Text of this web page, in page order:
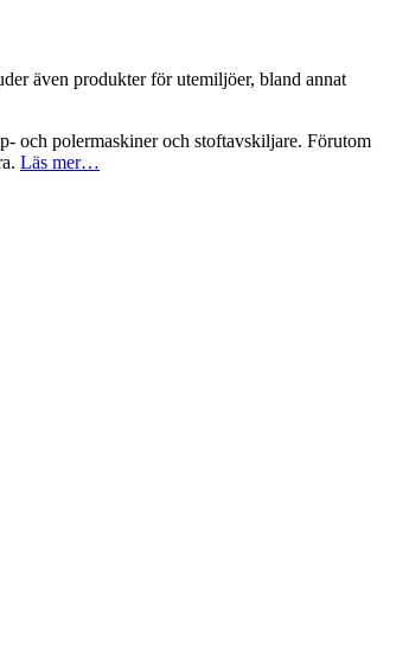
även produkter för utemiljöer, bland annat
och polermaskiner och stoftavskiljare. Förutom
Läs mer…